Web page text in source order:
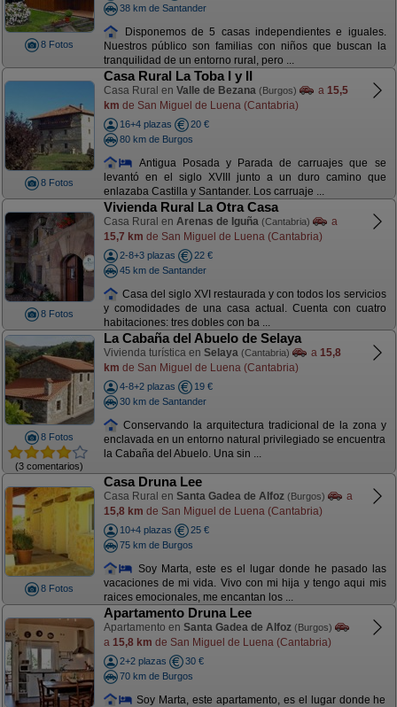
8 Fotos
38 km de Santander
Disponemos de 5 casas independientes e iguales.
Nuestros público son familias con niños que buscan la
tranquilidad de un entorno rural, pero ...
8 Fotos
Casa Rural La Toba I y II
Casa Rural en Valle de Bezana (Burgos) a 15,5
km de San Miguel de Luena (Cantabria)
16+4 plazas
20 €
80 km de Burgos
Antigua Posada y Parada de carruajes que se
levantó en el siglo XVIII junto a un duro camino que
enlazaba Castilla y Santander. Los carruaje ...
8 Fotos
Vivienda Rural La Otra Casa
Casa Rural en Arenas de Iguña (Cantabria)
a
15,7 km de San Miguel de Luena (Cantabria)
2-8+3 plazas
22 €
45 km de Santander
Casa del siglo XVI restaurada y con todos los servicios
y comodidades de una casa actual. Cuenta con cuatro
habitaciones: tres dobles con ba ...
8 Fotos
(3 comentarios)
La Cabaña del Abuelo de Selaya
Vivienda turística en Selaya (Cantabria) a 15,8
km de San Miguel de Luena (Cantabria)
4-8+2 plazas
19 €
30 km de Santander
Conservando la arquitectura tradicional de la zona y
enclavada en un entorno natural privilegiado se encuentra
la Cabaña del Abuelo. Una sin ...
8 Fotos
Casa Druna Lee
Casa Rural en Santa Gadea de Alfoz (Burgos)
a
15,8 km de San Miguel de Luena (Cantabria)
10+4 plazas
25 €
75 km de Burgos
Soy Marta, este es el lugar donde he pasado las
vacaciones de mi vida. Vivo con mi hija y tengo aqui mis
raices emocionales, me encantan los ...
Apartamento Druna Lee
Apartamento en Santa Gadea de Alfoz (Burgos)
a 15,8 km de San Miguel de Luena (Cantabria)
2+2 plazas
30 €
70 km de Burgos
Soy Marta, este apartamento, es el lugar donde he